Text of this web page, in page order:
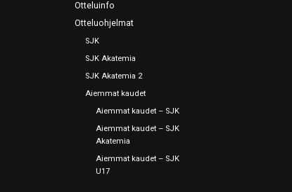
Otteluinfo
Otteluohjelmat
SJK
SJK Akatemia
SJK Akatemia 2
Aiemmat kaudet
Aiemmat kaudet – SJK
Aiemmat kaudet – SJK
Akatemia
Aiemmat kaudet – SJK
U17